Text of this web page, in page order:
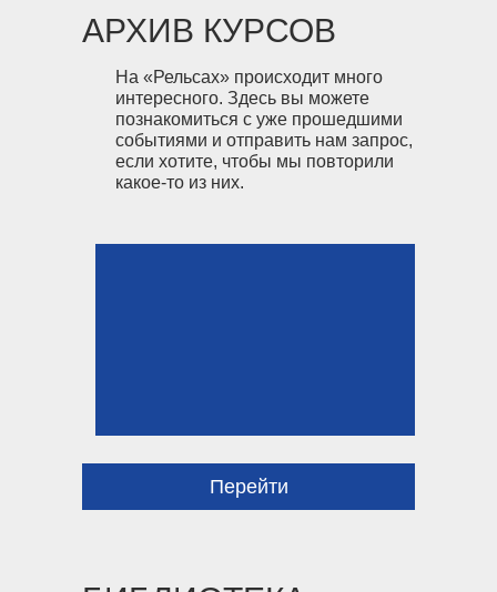
АРХИВ КУРСОВ
На «Рельсах» происходит много
интересного. Здесь вы можете
познакомиться с уже прошедшими
событиями и отправить нам запрос,
если хотите, чтобы мы повторили
какое-то из них.
Перейти